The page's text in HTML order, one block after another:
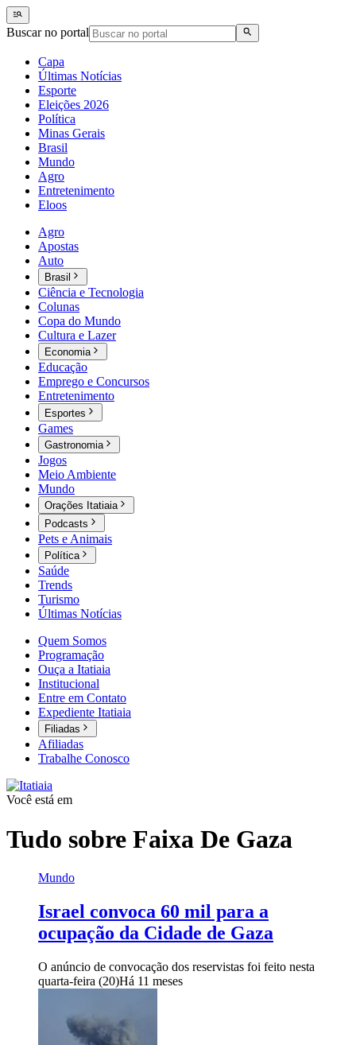
Buscar no portal
Capa
Últimas Notícias
Esporte
Eleições 2026
Política
Minas Gerais
Brasil
Mundo
Agro
Entretenimento
Eloos
Agro
Apostas
Auto
Brasil
Ciência e Tecnologia
Colunas
Copa do Mundo
Cultura e Lazer
Economia
Educação
Emprego e Concursos
Entretenimento
Esportes
Games
Gastronomia
Jogos
Meio Ambiente
Mundo
Orações Itatiaia
Podcasts
Pets e Animais
Política
Saúde
Trends
Turismo
Últimas Notícias
Quem Somos
Programação
Ouça a Itatiaia
Institucional
Entre em Contato
Expediente Itatiaia
Filiadas
Afiliadas
Trabalhe Conosco
Você está em
Tudo sobre Faixa De Gaza
Mundo
Israel convoca 60 mil para a
ocupação da Cidade de Gaza
O anúncio de convocação dos reservistas foi feito nesta
quarta-feira (20)Há 11 meses